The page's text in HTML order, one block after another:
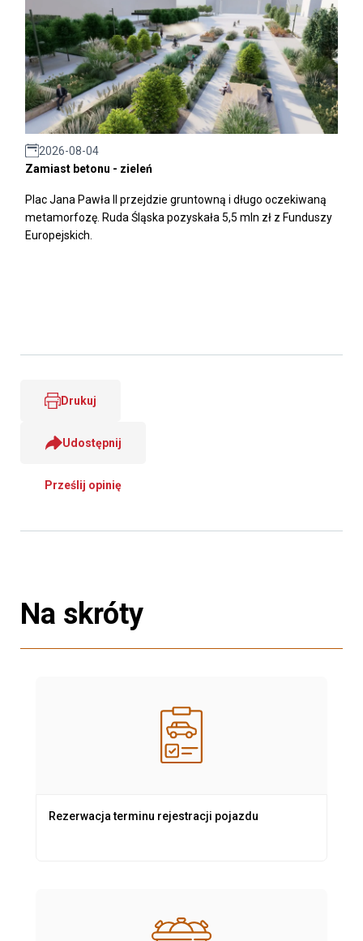
2026-08-04
Zamiast betonu - zieleń
Plac Jana Pawła II przejdzie gruntowną i długo oczekiwaną
metamorfozę. Ruda Śląska pozyskała 5,5 mln zł z Funduszy
Europejskich.
Drukuj
Udostępnij
Prześlij opinię
Na skróty
Rezerwacja terminu rejestracji pojazdu